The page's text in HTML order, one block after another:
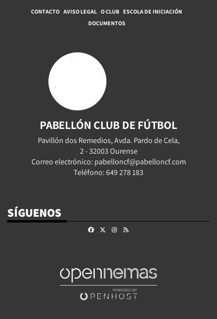
CONTACTO AVISO LEGAL O CLUB ESCOLA DE INICIACIÓN
DOCUMENTOS
PABELLÓN CLUB DE FÚTBOL
Pavillón dos Remedios, Avda. Pardo de Cela,
2 - 32003 Ourense
Correo electrónico: pabelloncf@pabelloncf.com
Teléfono: 649 278 183
SÍGUENOS
FacebookInstagram